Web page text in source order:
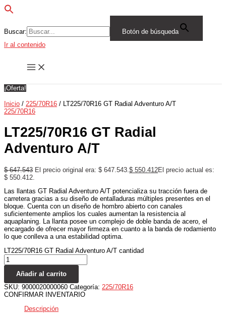
Buscar:
Botón de búsqueda
Ir al contenido
¡Oferta!
Inicio / 225/70R16 / LT225/70R16 GT Radial Adventuro A/T
225/70R16
LT225/70R16 GT Radial
Adventuro A/T
$647.543 El precio original era: $ 647.543. $ 550.412El precio actual es:
$ 550.412.
Las llantas GT Radial Adventuro A/T potencializa su tracción fuera de
carretera gracias a su diseño de entalladuras múltiples presentes en el
bloque. Cuenta con un diseño de hombro abierto con canales
suficientemente amplios los cuales aumentan la resistencia al
aquaplaning. La llanta posee un complejo de doble banda de acero, el
encargado de ofrecer mayor firmeza en cuanto a la banda de rodamiento
lo que conlleva a una estabilidad optima.
LT225/70R16 GT Radial Adventuro A/T cantidad
Añadir al carrito
SKU: 9000020000060 Categoría: 225/70R16
CONFIRMAR INVENTARIO
Descripción